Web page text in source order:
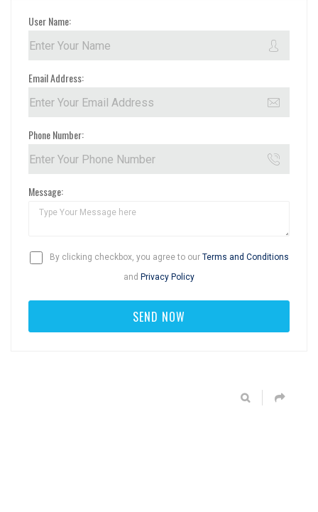
User Name:
Email Address:
Phone Number:
Message:
By clicking checkbox, you agree to our Terms and Conditions
and Privacy Policy